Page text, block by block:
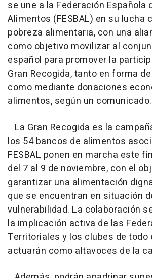
se une a la Federación Española
Alimentos (FESBAL) en su lucha
pobreza alimentaria, con una
como objetivo movilizar al
español para promover la
Gran Recogida, tanto en forma
como mediante donaciones
alimentos, según un comunicado.
La Gran Recogida es la
los 54 bancos de alimentos
FESBAL ponen en marcha este
del 7 al 9 de noviembre, con el
garantizar una alimentación
que se encuentran en situación
vulnerabilidad. La colaboración
la implicación activa de las
Territoriales y los clubes de todo
actuarán como altavoces de la